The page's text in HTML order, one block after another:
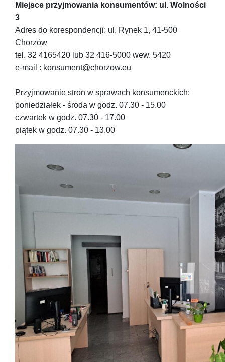
Miejsce przyjmowania konsumentów: ul. Wolności
3
Adres do korespondencji: ul. Rynek 1, 41-500
Chorzów
tel. 32 4165420 lub 32 416-5000 wew. 5420
e-mail : konsument@chorzow.eu
Przyjmowanie stron w sprawach konsumenckich:
poniedziałek - środa w godz. 07.30 - 15.00
czwartek w godz. 07.30 - 17.00
piątek w godz. 07.30 - 13.00